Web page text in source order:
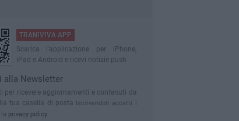
TRANIVIVA APP
Scarica l'applicazione per iPhone,
iPad e Android e ricevi notizie push
alla Newsletter
per ricevere aggiornamenti e contenuti da
tua casella di posta Iscrivendoti accetti i
la privacy policy